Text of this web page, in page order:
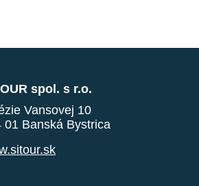
spol. s r.o.
Vansovej 10
01 Banská Bystrica